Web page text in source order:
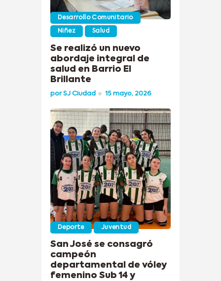
Desarrollo Comunitario
Niñez Salud
Se realizó un nuevo
abordaje integral de
salud en Barrio El
Brillante
porSJ Ciudad 15 mayo, 2026
Deporte Juventud
San José se consagró
campeón
departamental de vóley
femenino Sub 14 y